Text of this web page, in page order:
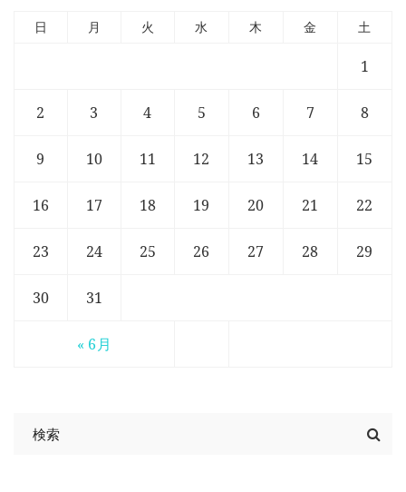
日 月 火 水 木 金 土
« 6月
1
2 3 4 5 6 7 8
9 10 11 12 13 14 15
16 17 18 19 20 21 22
23 24 25 26 27 28 29
30 31